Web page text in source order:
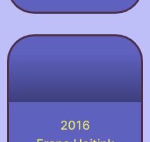
2016